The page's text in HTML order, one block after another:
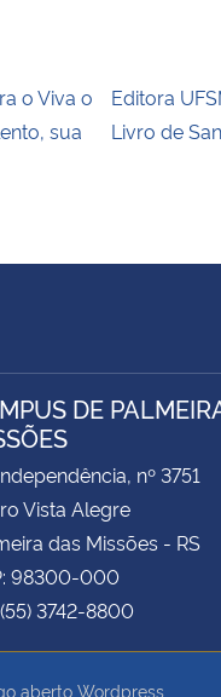
o Viva o
sua
Editora
Livro de
DE
nº 3751
Vista Alegre
das Missões - RS
98300-000
3742-8800
aberto Wordpress